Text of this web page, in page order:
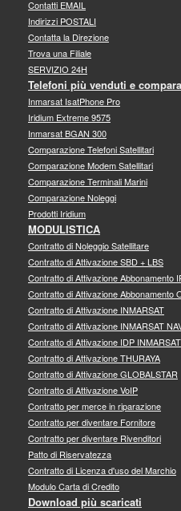
Contatti EMAIL
Indirizzi POSTALI
Contatta la Direzione
Trova una Filiale
SERVIZIO 24H
Telefoni più venduti e
Inmarsat IsatPhone Pro
Iridium Extreme 9575
Inmarsat BGAN 300
Comparazione Telefoni Satellitari
Comparazione Modem Satellitari
Comparazione Terminali Marini
Comparazione Noleggi
Prodotti Iridium
MODULISTICA
Contratto di Noleggio Satellitare
Contratto di Attivazione SBD + LBS
Contratto di Attivazione Abbonamento
Contratto di Attivazione Abbonamento
Contratto di Attivazione INMARSAT
Contratto di Attivazione INMARSAT
Contratto di Attivazione IDP INMARSAT
Contratto di Attivazione THURAYA
Contratto di Attivazione GLOBALSTAR
Contratto di Attivazione VoIP
Contratto per merce in riparazione
Contratto per diventare Fornitore
Contratto per diventare Rivenditori
Patto di Riservatezza
Contratto di Licenza d'uso del Marchio
Modulo Carta di Credito
Download più scaricati